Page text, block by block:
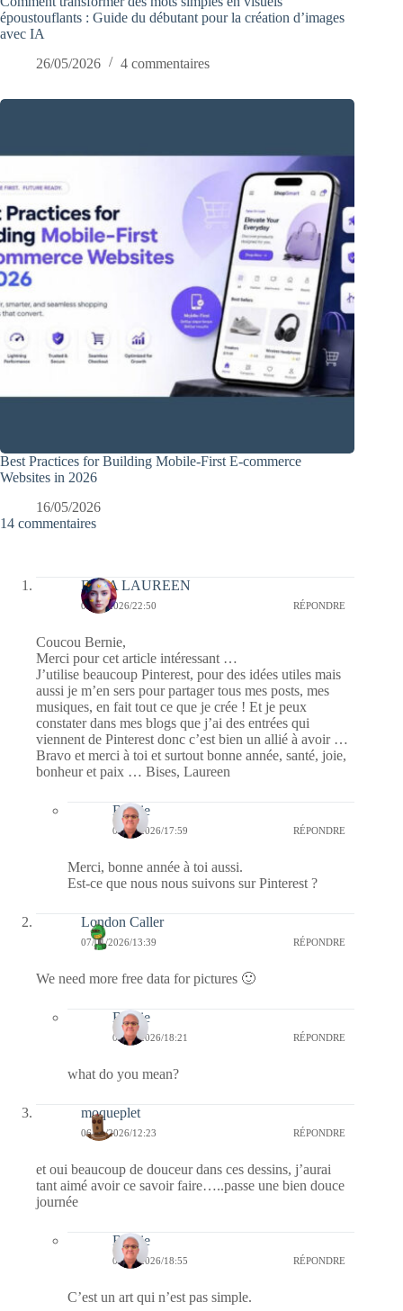
époustouflants : Guide du débutant pour la création d’images
avec IA
26/05/2026
4 commentaires
Best Practices for Building Mobile-First E-commerce
Websites in 2026
16/05/2026
14 commentaires
ELEA LAUREEN
07/01/2026/22:50 RÉPONDRE
Coucou Bernie,
Merci pour cet article intéressant …
J’utilise beaucoup Pinterest, pour des idées utiles mais
aussi je m’en sers pour partager tous mes posts, mes
musiques, en fait tout ce que je crée ! Et je peux
constater dans mes blogs que j’ai des entrées qui
viennent de Pinterest donc c’est bien un allié à avoir …
Bravo et merci à toi et surtout bonne année, santé, joie,
bonheur et paix … Bises, Laureen
Bernie
08/01/2026/17:59 RÉPONDRE
Merci, bonne année à toi aussi.
Est-ce que nous nous suivons sur Pinterest ?
London Caller
07/01/2026/13:39 RÉPONDRE
We need more free data for pictures 🙂
Bernie
07/01/2026/18:21 RÉPONDRE
what do you mean?
moqueplet
06/01/2026/12:23 RÉPONDRE
et oui beaucoup de douceur dans ces dessins, j’aurai
tant aimé avoir ce savoir faire…..passe une bien douce
journée
Bernie
06/01/2026/18:55 RÉPONDRE
C’est un art qui n’est pas simple.